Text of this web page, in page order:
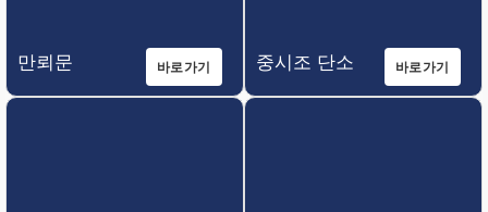
만뢰문 바로가기 중시조 단소 바로가기